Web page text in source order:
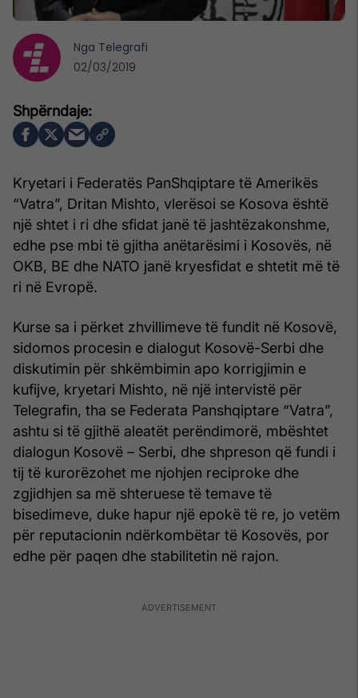
Kryetari i Federatës PanShqiptare të Amerikës
“Vatra”, Dritan Mishto, vlerësoi se Kosova është
një shtet i ri dhe sfidat janë të jashtëzakonshme,
edhe pse mbi të gjitha anëtarësimi i Kosovës, në
OKB, BE dhe NATO janë kryesfidat e shtetit më të
ri në Evropë.
Kurse sa i përket zhvillimeve të fundit në Kosovë,
sidomos procesin e dialogut Kosovë-Serbi dhe
diskutimin për shkëmbimin apo korrigjimin e
kufijve, kryetari Mishto, në një intervistë për
Telegrafin, tha se Federata Panshqiptare “Vatra”,
ashtu si të gjithë aleatët perëndimorë, mbështet
dialogun Kosovë – Serbi, dhe shpreson që fundi i
tij të kurorëzohet me njohjen reciproke dhe
zgjidhjen sa më shteruese të temave të
bisedimeve, duke hapur një epokë të re, jo vetëm
për reputacionin ndërkombëtar të Kosovës, por
edhe për paqen dhe stabilitetin në rajon.
Nga Telegrafi
02/03/2019